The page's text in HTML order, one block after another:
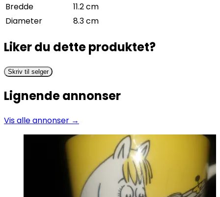
Bredde
11.2 cm
Diameter
8.3 cm
Liker du dette produktet?
Skriv til selger
Lignende annonser
Vis alle annonser →